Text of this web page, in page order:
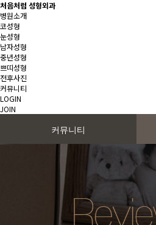
처음처럼 성형외과
병원소개
코성형
눈성형
남자성형
중년성형
쁘띠성형
전후사진
커뮤니티
LOGIN
JOIN
커뮤니티